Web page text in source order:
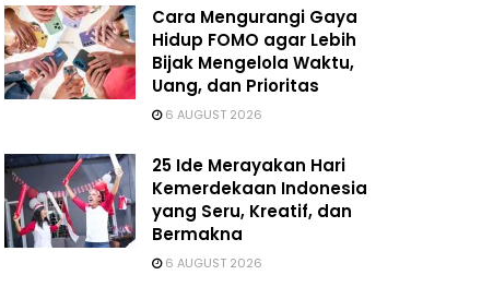
Cara Mengurangi Gaya
Hidup FOMO agar Lebih
Bijak Mengelola Waktu,
Uang, dan Prioritas
6 AUGUST 2026
25 Ide Merayakan Hari
Kemerdekaan Indonesia
yang Seru, Kreatif, dan
Bermakna
6 AUGUST 2026